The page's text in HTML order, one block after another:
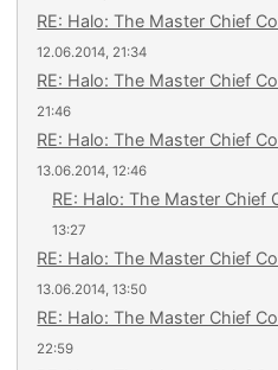
RE: Halo: The Master Chief
12.06.2014, 21:34
RE: Halo: The Master Chief
21:46
RE: Halo: The Master Chief
13.06.2014, 12:46
RE: Halo: The Master Chief
13:27
RE: Halo: The Master Chief
13.06.2014, 13:50
RE: Halo: The Master Chief
22:59